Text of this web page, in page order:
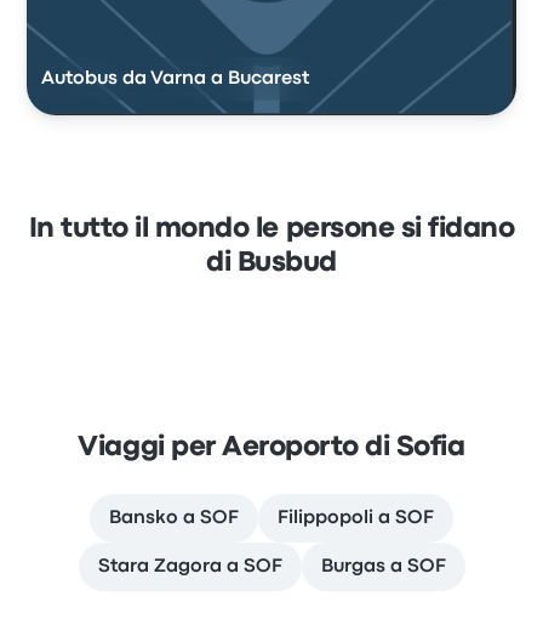
Autobus da Varna a Bucarest
In tutto il mondo le persone si fidano
di Busbud
Viaggi per Aeroporto di Sofia
Bansko a SOF Filippopoli a SOF
Stara Zagora a SOF Burgas a SOF